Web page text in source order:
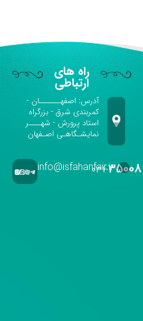
راه های
ارتباطی
آدرس: اصفهـــــــان -
کمربندی شرق - بزرگراه
استاد پرورش - شهــــر
نمایشـگاهـی اصـفهان
۰۳۱-۳۵۰۰۸info@isfahanfair.ir